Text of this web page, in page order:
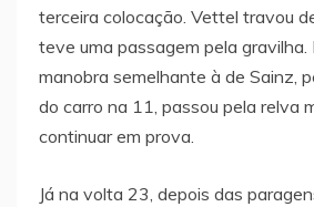
terceira colocação. Vettel travou
teve uma passagem pela gravilha.
manobra semelhante à de Sainz,
do carro na 11, passou pela relva
continuar em prova.
Já na volta 23, depois das